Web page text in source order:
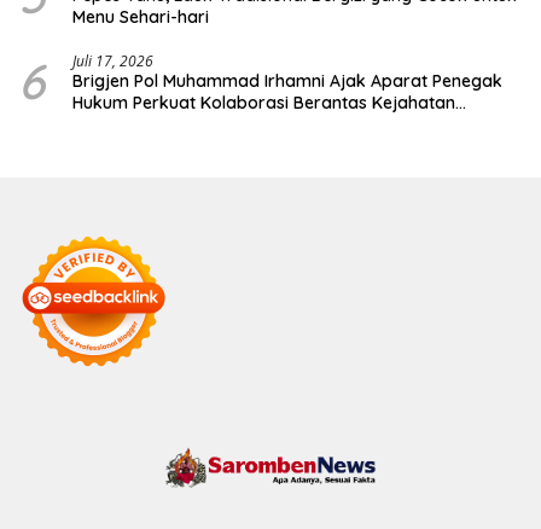
Menu Sehari-hari
6 Juli 17, 2026
Brigjen Pol Muhammad Irhamni Ajak Aparat Penegak
Hukum Perkuat Kolaborasi Berantas Kejahatan